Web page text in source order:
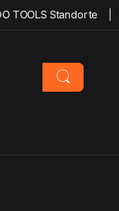
TOOLS Standorte